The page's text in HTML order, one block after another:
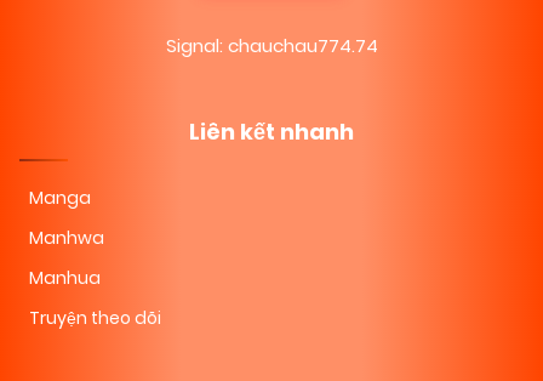
Signal: chauchau774.74
Liên kết nhanh
Manga
Manhwa
Manhua
Truyện theo dõi